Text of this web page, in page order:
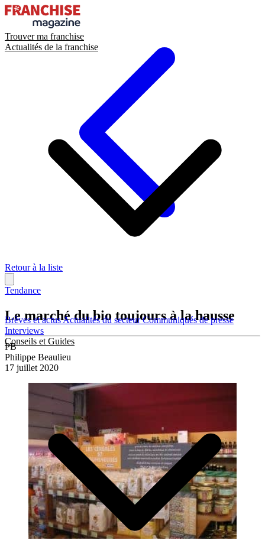
Trouver ma franchise
Actualités de la franchise
Brèves et actusActualités du secteurCommuniqués de presse
Interviews
Conseils et Guides
Retour à la liste
Tendance
Le marché du bio toujours à la hausse
PB
Philippe Beaulieu
17 juillet 2020